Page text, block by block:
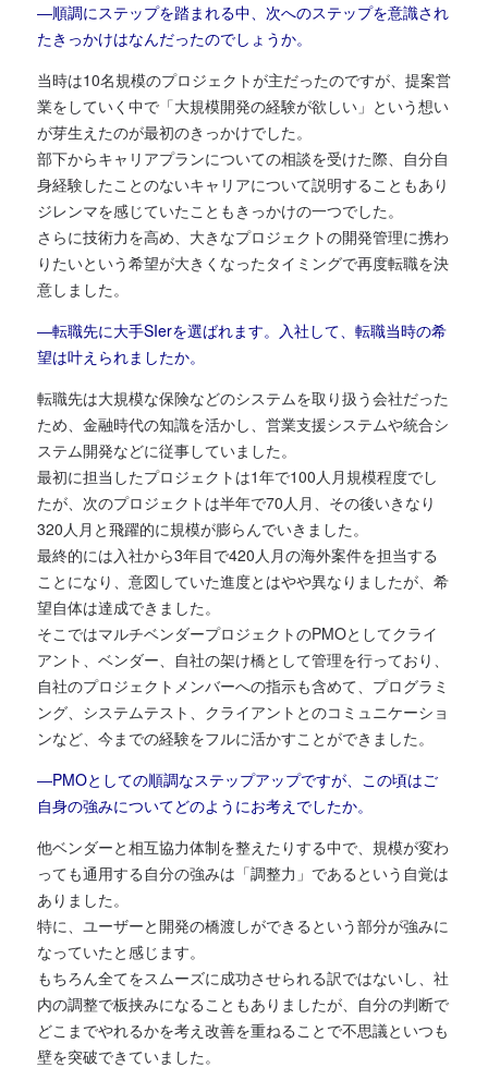
―順調にステップを踏まれる中、次へのステップを意識され
たきっかけはなんだったのでしょうか。
当時は10名規模のプロジェクトが主だったのですが、提案営
業をしていく中で「大規模開発の経験が欲しい」という想い
が芽生えたのが最初のきっかけでした。
部下からキャリアプランについての相談を受けた際、自分自
身経験したことのないキャリアについて説明することもあり
ジレンマを感じていたこともきっかけの一つでした。
さらに技術力を高め、大きなプロジェクトの開発管理に携わ
りたいという希望が大きくなったタイミングで再度転職を決
意しました。
―転職先に大手SIerを選ばれます。入社して、転職当時の希
望は叶えられましたか。
転職先は大規模な保険などのシステムを取り扱う会社だった
ため、金融時代の知識を活かし、営業支援システムや統合シ
ステム開発などに従事していました。
最初に担当したプロジェクトは1年で100人月規模程度でし
たが、次のプロジェクトは半年で70人月、その後いきなり
320人月と飛躍的に規模が膨らんでいきました。
最終的には入社から3年目で420人月の海外案件を担当する
ことになり、意図していた進度とはやや異なりましたが、希
望自体は達成できました。
そこではマルチベンダープロジェクトのPMOとしてクライ
アント、ベンダー、自社の架け橋として管理を行っており、
自社のプロジェクトメンバーへの指示も含めて、プログラミ
ング、システムテスト、クライアントとのコミュニケーショ
ンなど、今までの経験をフルに活かすことができました。
―PMOとしての順調なステップアップですが、この頃はご
自身の強みについてどのようにお考えでしたか。
他ベンダーと相互協力体制を整えたりする中で、規模が変わ
っても通用する自分の強みは「調整力」であるという自覚は
ありました。
特に、ユーザーと開発の橋渡しができるという部分が強みに
なっていたと感じます。
もちろん全てをスムーズに成功させられる訳ではないし、社
内の調整で板挟みになることもありましたが、自分の判断で
どこまでやれるかを考え改善を重ねることで不思議といつも
壁を突破できていました。